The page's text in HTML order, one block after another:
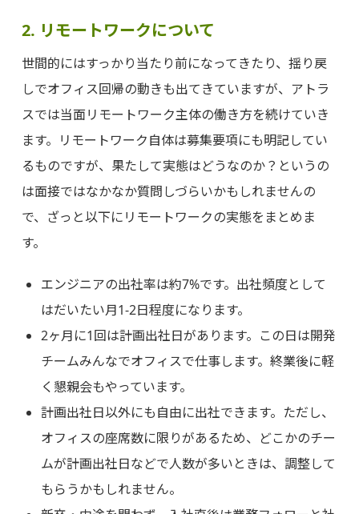
2. リモートワークについて
世間的にはすっかり当たり前になってきたり、揺り戻
しでオフィス回帰の動きも出てきていますが、アトラ
スでは当面リモートワーク主体の働き方を続けていき
ます。リモートワーク自体は募集要項にも明記してい
るものですが、果たして実態はどうなのか？というの
は面接ではなかなか質問しづらいかもしれませんの
で、ざっと以下にリモートワークの実態をまとめま
す。
エンジニアの出社率は約7%です。出社頻度として
はだいたい月1-2日程度になります。
2ヶ月に1回は計画出社日があります。この日は開発
チームみんなでオフィスで仕事します。終業後に軽
く懇親会もやっています。
計画出社日以外にも自由に出社できます。ただし、
オフィスの座席数に限りがあるため、どこかのチー
ムが計画出社日などで人数が多いときは、調整して
もらうかもしれません。